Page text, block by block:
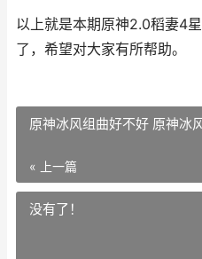
以上就是本期原神2.0稻妻4
了，希望对大家有所帮助。
原神冰风组曲好不好 原神冰
« 上一篇
没有了！